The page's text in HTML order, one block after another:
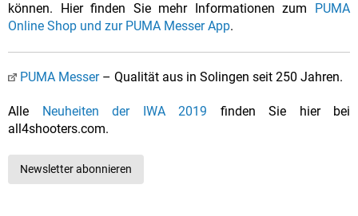
können. Hier finden Sie mehr Informationen zum PUMA
Online Shop und zur PUMA Messer App.
PUMA Messer– Qualität aus in Solingen seit 250 Jahren.
Alle Neuheiten der IWA 2019 finden Sie hier bei
all4shooters.com.
Newsletter abonnieren